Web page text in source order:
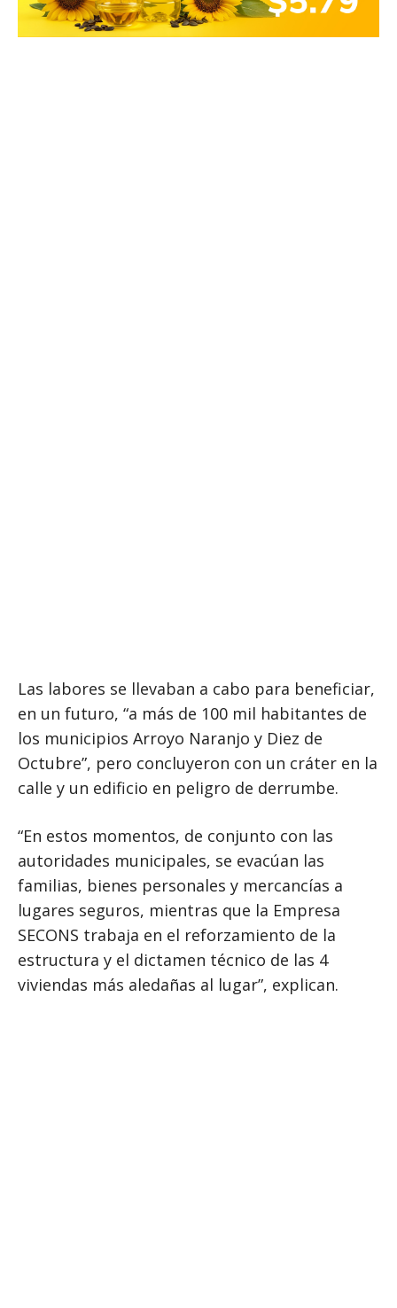
Las labores se llevaban a cabo para beneficiar,
en un futuro, “a más de 100 mil habitantes de
los municipios Arroyo Naranjo y Diez de
Octubre”, pero concluyeron con un cráter en la
calle y un edificio en peligro de derrumbe.
“En estos momentos, de conjunto con las
autoridades municipales, se evacúan las
familias, bienes personales y mercancías a
lugares seguros, mientras que la Empresa
SECONS trabaja en el reforzamiento de la
estructura y el dictamen técnico de las 4
viviendas más aledañas al lugar”, explican.